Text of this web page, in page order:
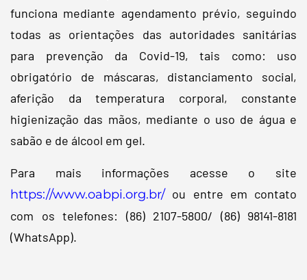
funciona mediante agendamento prévio, seguindo
todas as orientações das autoridades sanitárias
para prevenção da Covid-19, tais como: uso
obrigatório de máscaras, distanciamento social,
aferição da temperatura corporal, constante
higienização das mãos, mediante o uso de água e
sabão e de álcool em gel.
Para mais informações acesse o site
https://www.oabpi.org.br/ou entre em contato
com os telefones: (86) 2107-5800/ (86) 98141-8181
(WhatsApp).